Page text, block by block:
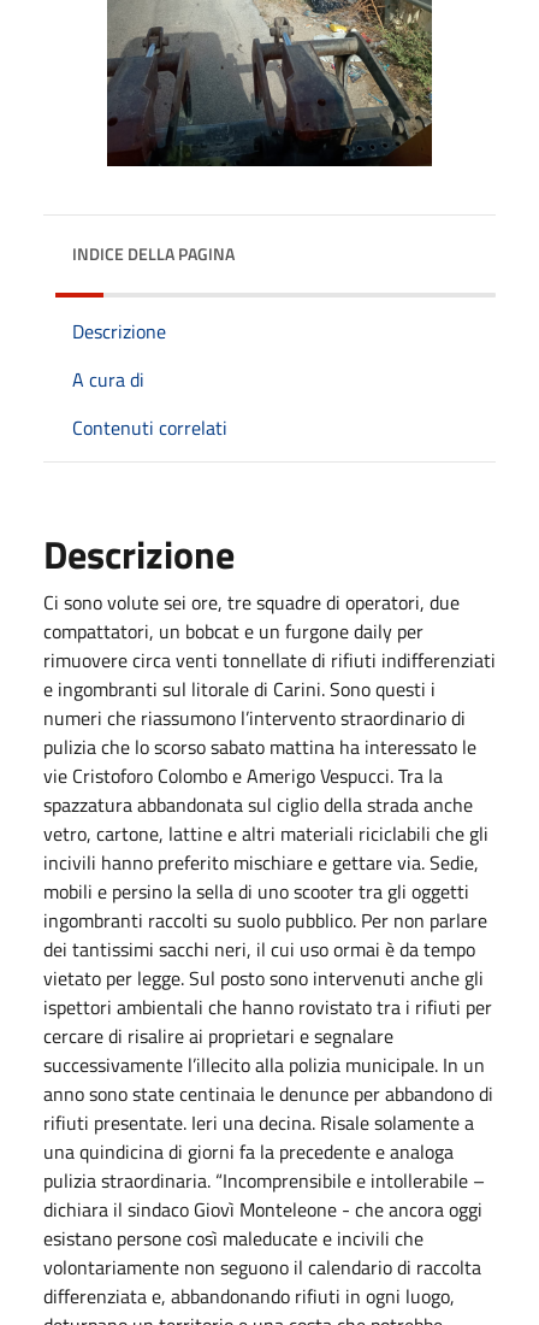
INDICE DELLA PAGINA
Descrizione
A cura di
Contenuti correlati
Descrizione
Ci sono volute sei ore, tre squadre di operatori, due
compattatori, un bobcat e un furgone daily per
rimuovere circa venti tonnellate di rifiuti indifferenziati
e ingombranti sul litorale di Carini. Sono questi i
numeri che riassumono l’intervento straordinario di
pulizia che lo scorso sabato mattina ha interessato le
vie Cristoforo Colombo e Amerigo Vespucci. Tra la
spazzatura abbandonata sul ciglio della strada anche
vetro, cartone, lattine e altri materiali riciclabili che gli
incivili hanno preferito mischiare e gettare via. Sedie,
mobili e persino la sella di uno scooter tra gli oggetti
ingombranti raccolti su suolo pubblico. Per non parlare
dei tantissimi sacchi neri, il cui uso ormai è da tempo
vietato per legge. Sul posto sono intervenuti anche gli
ispettori ambientali che hanno rovistato tra i rifiuti per
cercare di risalire ai proprietari e segnalare
successivamente l’illecito alla polizia municipale. In un
anno sono state centinaia le denunce per abbandono di
rifiuti presentate. Ieri una decina. Risale solamente a
una quindicina di giorni fa la precedente e analoga
pulizia straordinaria. “Incomprensibile e intollerabile –
dichiara il sindaco Giovì Monteleone - che ancora oggi
esistano persone così maleducate e incivili che
volontariamente non seguono il calendario di raccolta
differenziata e, abbandonando rifiuti in ogni luogo,